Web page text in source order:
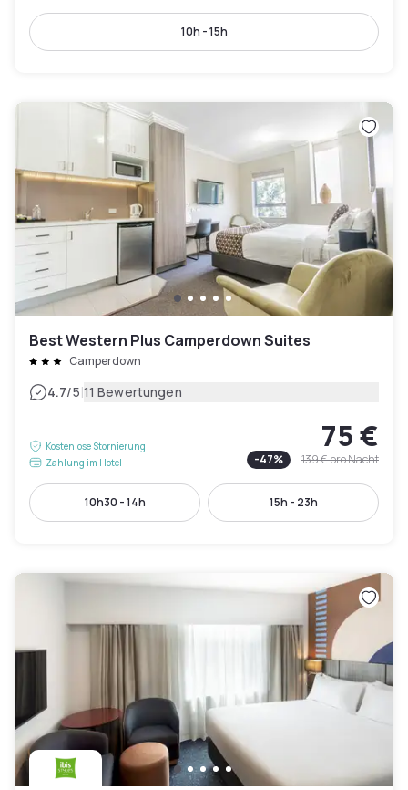
10h - 15h
Best Western Plus Camperdown Suites
Camperdown
4.7/5|11 Bewertungen
Kostenlose Stornierung
Zahlung im Hotel
75 €
-47% 139 €pro Nacht
10h30 - 14h 15h - 23h